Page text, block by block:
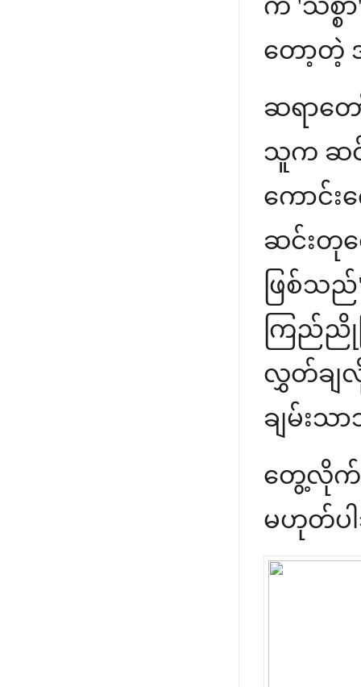
က 'သစ္စ
တော့တဲ့
ဆရာတေ
သူက ဆင်
ကောင်း
ဆင်းတု
ဖြစ်သ
ကြည်ညို
လွှတ်ချ
ချမ်းသ
တွေ့လိုက်
မဟုတ်ပါ